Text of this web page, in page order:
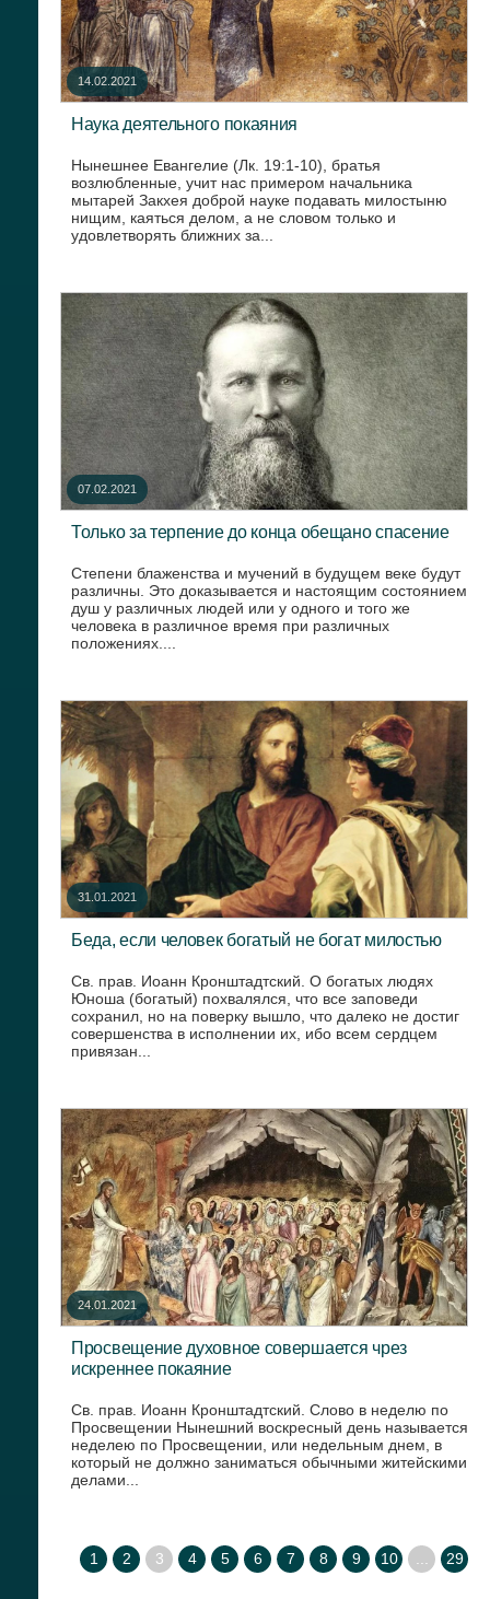
14.02.2021
Наука деятельного покаяния
Нынешнее Евангелие (Лк. 19:1-10), братья
возлюбленные, учит нас примером начальника
мытарей Закхея доброй науке подавать милостыню
нищим, каяться делом, а не словом только и
удовлетворять ближних за...
07.02.2021
Только за терпение до конца обещано спасение
Степени блаженства и мучений в будущем веке будут
различны. Это доказывается и настоящим состоянием
душ у различных людей или у одного и того же
человека в различное время при различных
положениях....
31.01.2021
Беда, если человек богатый не богат милостью
Св. прав. Иоанн Кронштадтский. О богатых людях
Юноша (богатый) похвалялся, что все заповеди
сохранил, но на поверку вышло, что далеко не достиг
совершенства в исполнении их, ибо всем сердцем
привязан...
24.01.2021
Просвещение духовное совершается чрез
искреннее покаяние
Св. прав. Иоанн Кронштадтский. Слово в неделю по
Просвещении Нынешний воскресный день называется
неделею по Просвещении, или недельным днем, в
который не должно заниматься обычными житейскими
делами...
1 2 3 4 5 6 7 8 9 10 29